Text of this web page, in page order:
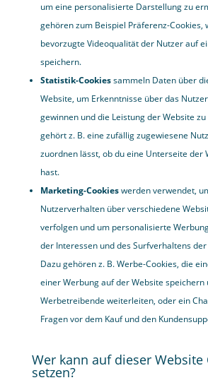
um eine personalisierte Darstellung zu
gehören zum Beispiel Präferenz-Cookies,
bevorzugte Videoqualität der Nutzer auf
speichern.
Statistik-Cookiessammeln Daten über
Website, um Erkenntnisse über das
gewinnen und die Leistung der Website
gehört z. B. eine zufällig zugewiesene
zuordnen lässt, ob du eine Unterseite der
hast.
Marketing-Cookieswerden verwendet,
Nutzerverhalten über verschiedene
verfolgen und um personalisierte
der Interessen und des Surfverhaltens
Dazu gehören z. B. Werbe-Cookies, die
einer Werbung auf der Website speichern
Werbetreibende weiterleiten, oder ein
Fragen vor dem Kauf und den
Wer kann auf dieser Website
setzen?